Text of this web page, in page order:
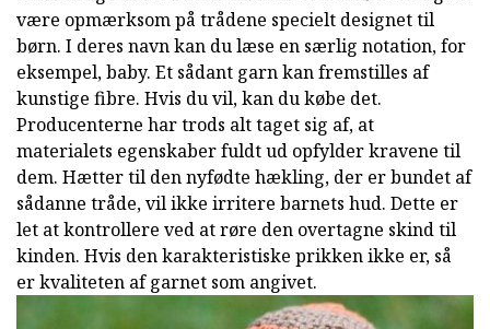
være opmærksom på trådene specielt designet til
børn. I deres navn kan du læse en særlig notation, for
eksempel, baby. Et sådant garn kan fremstilles af
kunstige fibre. Hvis du vil, kan du købe det.
Producenterne har trods alt taget sig af, at
materialets egenskaber fuldt ud opfylder kravene til
dem. Hætter til den nyfødte hækling, der er bundet af
sådanne tråde, vil ikke irritere barnets hud. Dette er
let at kontrollere ved at røre den overtagne skind til
kinden. Hvis den karakteristiske prikken ikke er, så
er kvaliteten af garnet som angivet.